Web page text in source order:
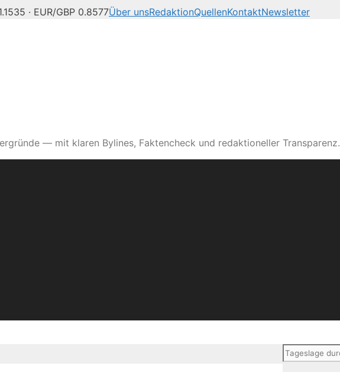
· EUR/GBP 0.8577Über unsRedaktionQuellenKontaktNewsletter
— mit klaren Bylines, Faktencheck und redaktioneller Transparenz.
Suchen